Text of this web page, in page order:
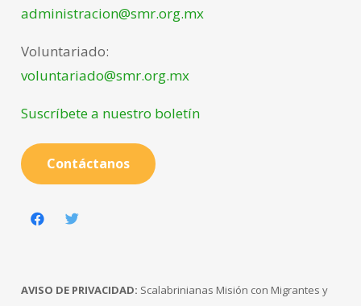
administracion@smr.org.mx
Voluntariado:
voluntariado@smr.org.mx
Suscríbete a nuestro boletín
Contáctanos
AVISO DE PRIVACIDAD: Scalabrinianas Misión con Migrantes y